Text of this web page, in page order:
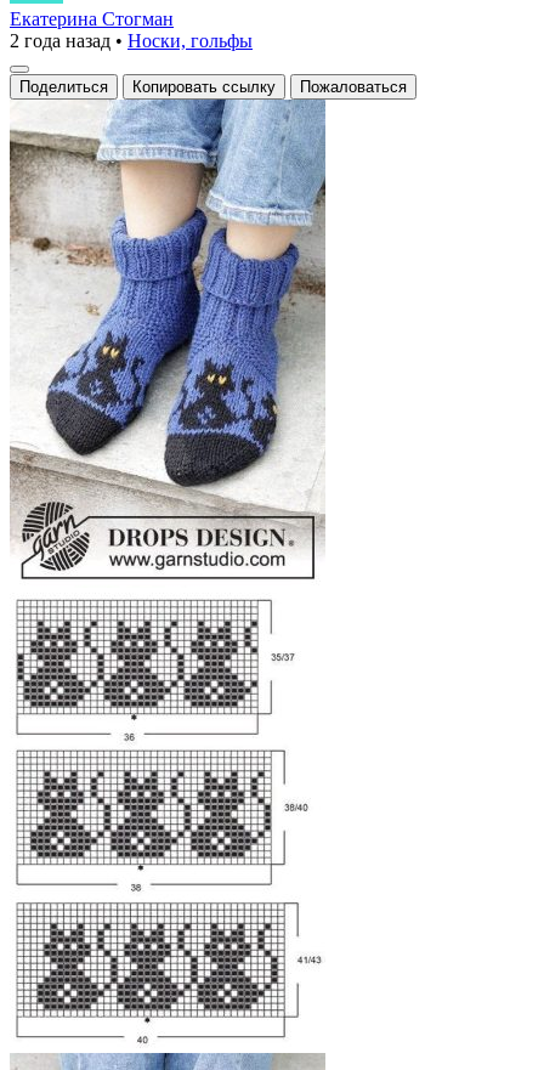
об
уютных
носках
Екатерина Стогман
2 года назад • Носки, гольфы
Поделиться Копировать ссылку Пожаловаться